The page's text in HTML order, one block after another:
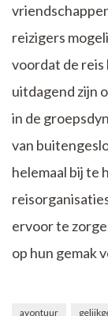
reizigers
voordat de reis
uitdagend zijn
in de
van
helemaal bij te
ervoor te
op hun gemak
avontuur